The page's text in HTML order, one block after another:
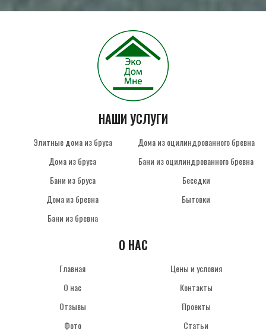
НАШИ УСЛУГИ
Элитные дома из бруса
Дома из бруса
Бани из бруса
Дома из бревна
Бани из бревна
Дома из оцилиндрованного бревна
Бани из оцилиндрованного бревна
Беседки
Бытовки
О НАС
Главная
О нас
Отзывы
Фото
Цены и условия
Контакты
Проекты
Статьи